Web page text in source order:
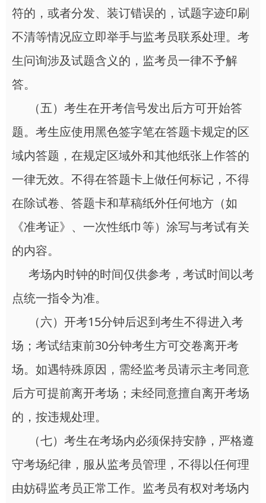
符的，或者分发、装订错误的，试题字迹印刷
不清等情况应立即举手与监考员联系处理。考
生问询涉及试题含义的，监考员一律不予解
答。
（五）考生在开考信号发出后方可开始答
题。考生应使用黑色签字笔在答题卡规定的区
域内答题，在规定区域外和其他纸张上作答的
一律无效。不得在答题卡上做任何标记，不得
在除试卷、答题卡和草稿纸外任何地方（如
《准考证》、一次性纸巾等）涂写与考试有关
的内容。
考场内时钟的时间仅供参考，考试时间以考
点统一指令为准。
（六）开考15分钟后迟到考生不得进入考
场；考试结束前30分钟考生方可交卷离开考
场。如遇特殊原因，需经监考员请示主考同意
后方可提前离开考场；未经同意擅自离开考场
的，按违规处理。
（七）考生在考场内必须保持安静，严格遵
守考场纪律，服从监考员管理，不得以任何理
由妨碍监考员正常工作。监考员有权对考场内